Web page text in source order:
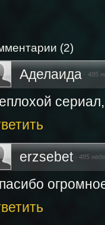
(2)
Аделаида · 485
сериал,
erzsebet · 485